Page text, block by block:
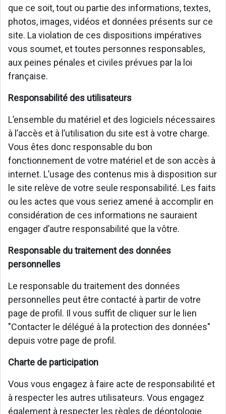
que ce soit, tout ou partie des informations, textes,
photos, images, vidéos et données présents sur ce
site. La violation de ces dispositions impératives
vous soumet, et toutes personnes responsables,
aux peines pénales et civiles prévues par la loi
française.
Responsabilité des utilisateurs
L’ensemble du matériel et des logiciels nécessaires
à l’accès et à l’utilisation du site est à votre charge.
Vous êtes donc responsable du bon
fonctionnement de votre matériel et de son accès à
internet. L’usage des contenus mis à disposition sur
le site relève de votre seule responsabilité. Les faits
ou les actes que vous seriez amené à accomplir en
considération de ces informations ne sauraient
engager d’autre responsabilité que la vôtre.
Responsable du traitement des données
personnelles
Le responsable du traitement des données
personnelles peut être contacté à partir de votre
page de profil. Il vous suffit de cliquer sur le lien
"Contacter le délégué à la protection des données"
depuis votre page de profil.
Charte de participation
Vous vous engagez à faire acte de responsabilité et
à respecter les autres utilisateurs. Vous engagez
également à respecter les règles de déontologie